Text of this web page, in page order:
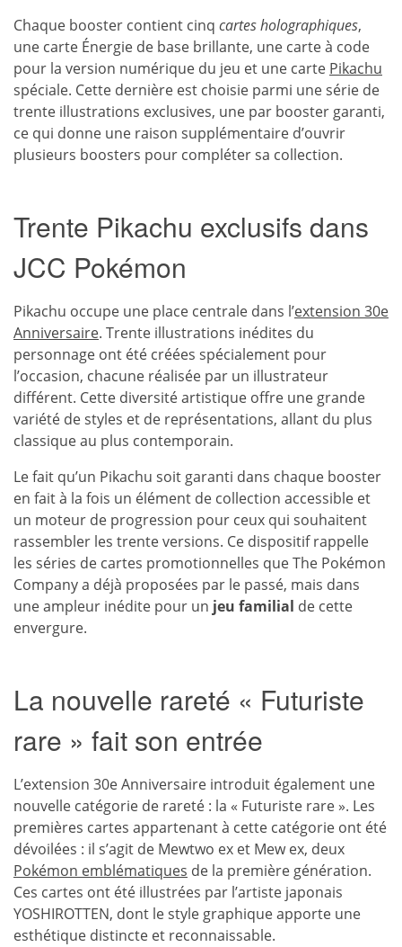
Chaque booster contient cinq cartes holographiques,
une carte Énergie de base brillante, une carte à code
pour la version numérique du jeu et une carte Pikachu
spéciale. Cette dernière est choisie parmi une série de
trente illustrations exclusives, une par booster garanti,
ce qui donne une raison supplémentaire d’ouvrir
plusieurs boosters pour compléter sa collection.
Trente Pikachu exclusifs dans
JCC Pokémon
Pikachu occupe une place centrale dans l’extension 30e
Anniversaire. Trente illustrations inédites du
personnage ont été créées spécialement pour
l’occasion, chacune réalisée par un illustrateur
différent. Cette diversité artistique offre une grande
variété de styles et de représentations, allant du plus
classique au plus contemporain.
Le fait qu’un Pikachu soit garanti dans chaque booster
en fait à la fois un élément de collection accessible et
un moteur de progression pour ceux qui souhaitent
rassembler les trente versions. Ce dispositif rappelle
les séries de cartes promotionnelles que The Pokémon
Company a déjà proposées par le passé, mais dans
une ampleur inédite pour un jeu familial de cette
envergure.
La nouvelle rareté « Futuriste
rare » fait son entrée
L’extension 30e Anniversaire introduit également une
nouvelle catégorie de rareté : la « Futuriste rare ». Les
premières cartes appartenant à cette catégorie ont été
dévoilées : il s’agit de Mewtwo ex et Mew ex, deux
Pokémon emblématiques de la première génération.
Ces cartes ont été illustrées par l’artiste japonais
YOSHIROTTEN, dont le style graphique apporte une
esthétique distincte et reconnaissable.